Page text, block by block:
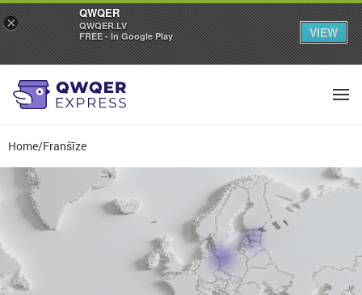
Home/Franšīze
×
QWQER
QWQER.LV
FREE - In Google Play
VIEW